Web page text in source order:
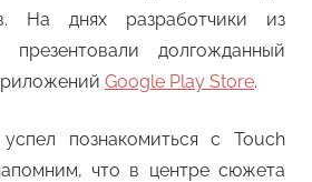
На днях разработчики из
долгожданный
Google Play Store.
познакомиться с Touch
что в центре сюжета